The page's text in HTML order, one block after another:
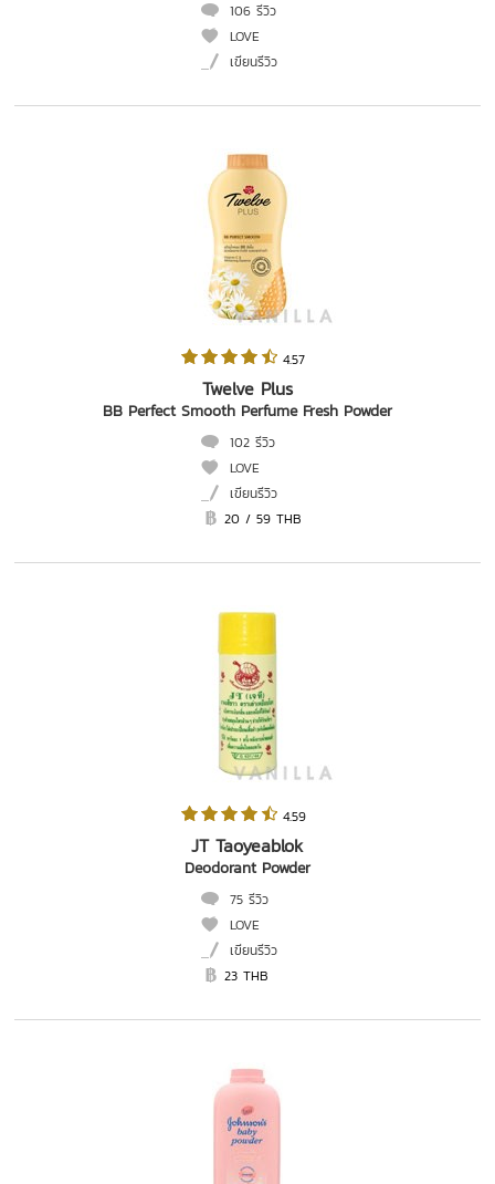
106 รีวิว
LOVE
เขียนรีวิว
4.57
Twelve Plus
BB Perfect Smooth Perfume Fresh Powder
102 รีวิว
LOVE
เขียนรีวิว
20 / 59 THB
4.59
JT Taoyeablok
Deodorant Powder
75 รีวิว
LOVE
เขียนรีวิว
23 THB